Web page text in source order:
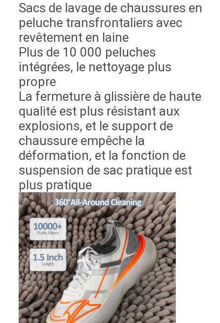
Sacs de lavage de chaussures en
peluche transfrontaliers avec
revêtement en laine
Plus de 10 000 peluches
intégrées, le nettoyage plus
propre
La fermeture à glissière de haute
qualité est plus résistant aux
explosions, et le support de
chaussure empêche la
déformation, et la fonction de
suspension de sac pratique est
plus pratique